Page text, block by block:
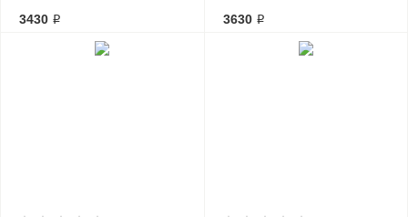
3430 ₽ 3630 ₽